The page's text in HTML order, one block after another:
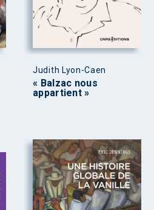
Judith Lyon-Caen
« Balzac nous
appartient »